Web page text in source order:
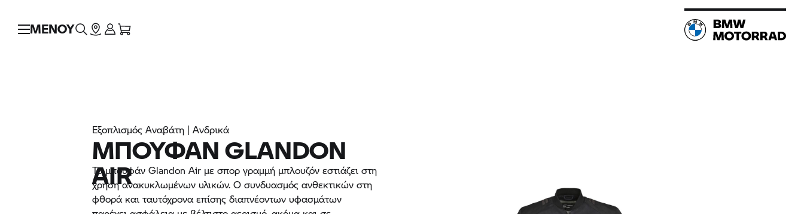
ΜΕΝΟΥ
Εξοπλισμός Αναβάτη | Ανδρικά
ΜΠΟΥΦΆΝ GLANDON
AIR
Το μπουφάν Glandon Air με σπορ γραμμή μπλουζόν εστιάζει στη
χρήση ανακυκλωμένων υλικών. Ο συνδυασμός ανθεκτικών στη
φθορά και ταυτόχρονα επίσης διαπνέοντων υφασμάτων